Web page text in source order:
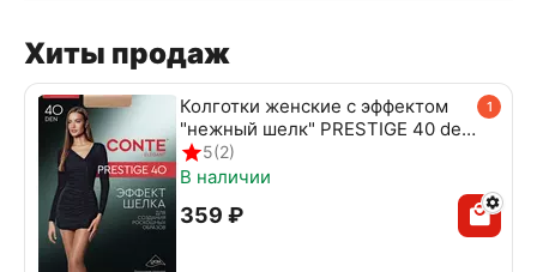
Хиты продаж
1
Колготки женские с эффектом
"нежный шелк" PRESTIGE 40 den
beige
5(2)
В наличии
‍359‍ ₽